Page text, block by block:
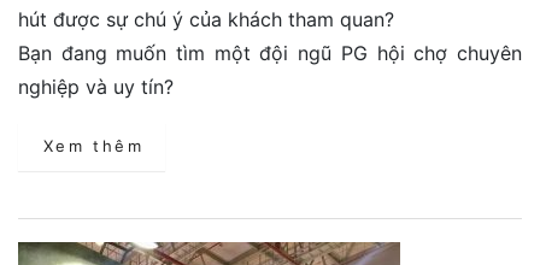
hút được sự chú ý của khách tham quan?
Bạn đang muốn tìm một đội ngũ PG hội chợ chuyên
nghiệp và uy tín?
Xem thêm